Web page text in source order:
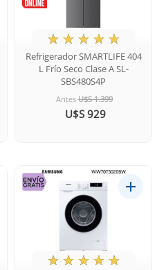
★ ☆ ☆ ☆ ☆
Refrigerador SMARTLIFE 404
L Frío Seco Clase A SL-
SBS480S4P
Antes U$S 1.399
U$S 929
★ ☆ ☆ ☆ ☆